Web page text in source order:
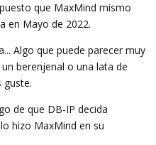
que MaxMind mismo
en Mayo de 2022.
Algo que puede parecer muy
berenjenal o una lata de
guste.
de que DB-IP decida
hizo MaxMind en su